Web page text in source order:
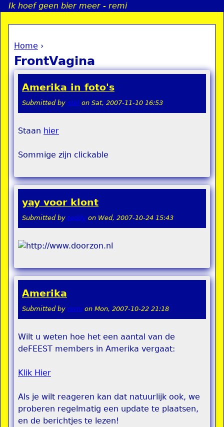
Jump to navigation
Ik hoef geen bier meer - remi
You are here
Home ›
FrontVagina
Amerika in foto's
Submitted by stel on Sat, 2007-11-10 16:53
Staan hier
Sommige zijn clickable
yay voor klont
Submitted by teddy on Wed, 2007-10-24 15:43
Amerika
Submitted by remi on Mon, 2007-10-22 21:18
Wilt u weten hoe het een aantal van de
deFEEST members in Amerika vergaat:
Klik Hier
Als je wilt reageren kan dat natuurlijk ook, we
proberen regelmatig een update te plaatsen,
en de berichtjes te lezen!